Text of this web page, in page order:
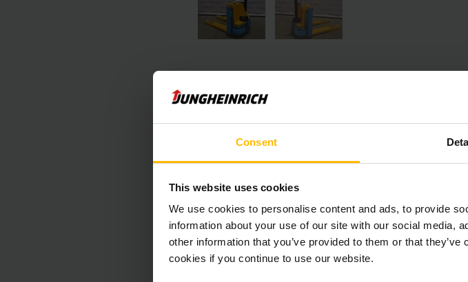
Consent
This website uses cookies
We use cookies to personalise content and ads, to provide
information about your use of our site with our social media,
other information that you’ve provided to them or that
cookies if you continue to use our website.
Technické údaje
Batéria